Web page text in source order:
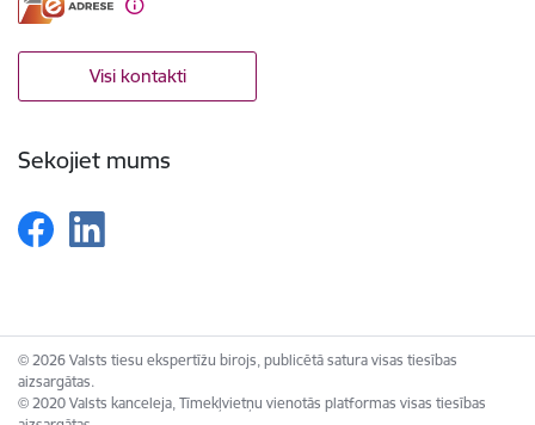
Visi kontakti
Sekojiet mums
© 2026 Valsts tiesu ekspertīžu birojs, publicētā satura visas tiesības
aizsargātas.
© 2020 Valsts kanceleja, Tīmekļvietņu vienotās platformas visas tiesības